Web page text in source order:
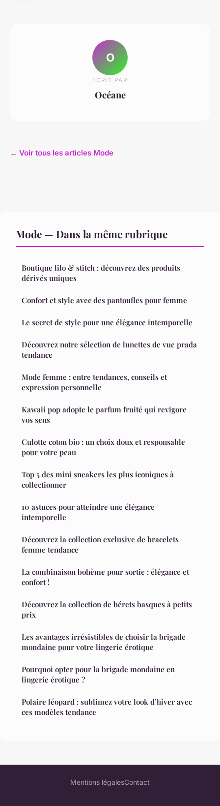
O
ECRIT PAR
Océane
← Voir tous les articles Mode
Mode — Dans la même rubrique
Boutique lilo & stitch : découvrez des produits
dérivés uniques
Confort et style avec des pantoufles pour femme
Le secret de style pour une élégance intemporelle
Découvrez notre sélection de lunettes de vue prada
tendance
Mode femme : entre tendances, conseils et
expression personnelle
Kawaii pop adopte le parfum fruité qui revigore
vos sens
Culotte coton bio : un choix doux et responsable
pour votre peau
Top 5 des mini sneakers les plus iconiques à
collectionner
10 astuces pour atteindre une élégance
intemporelle
Découvrez la collection exclusive de bracelets
femme tendance
La combinaison bohème pour sortie : élégance et
confort !
Découvrez la collection de bérets basques à petits
prix
Les avantages irrésistibles de choisir la brigade
mondaine pour votre lingerie érotique
Pourquoi opter pour la brigade mondaine en
lingerie érotique ?
Polaire léopard : sublimez votre look d’hiver avec
ces modèles tendance
Mentions légalesContact